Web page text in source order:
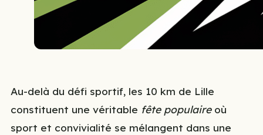
Au-delà du défi sportif, les 10 km de Lille
constituent une véritable fête populaireoù
sport et convivialité se mélangent dans une